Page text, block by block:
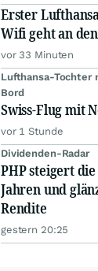
Erster
Wifi geht an
vor 33 Minuten
Lufthansa-Tochter
Bord
Swiss-Flug mit
vor 1 Stunde
Dividenden-Radar
PHP steigert
Jahren und
Rendite
gestern 20:25